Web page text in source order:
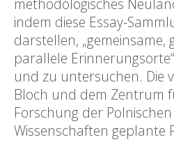
methodologisches
indem diese Essay-
darstellen, „gemeinsame,
parallele
und zu untersuchen. Die
Bloch und dem Zentrum
Forschung der
Wissenschaften geplante